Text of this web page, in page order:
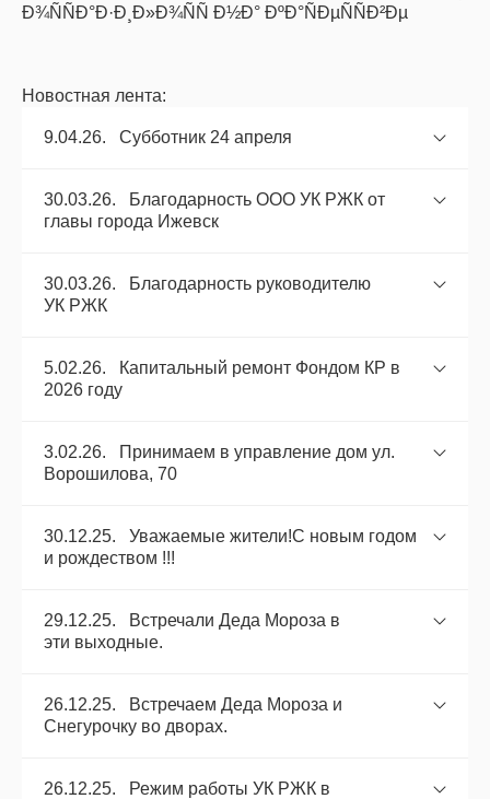
Новостная лента:
9.04.26. Субботник 24 апреля
30.03.26. Благодарность ООО УК РЖК от
главы города Ижевск
30.03.26. Благодарность руководителю
УК РЖК
5.02.26. Капитальный ремонт Фондом КР в
2026 году
3.02.26. Принимаем в управление дом ул.
Ворошилова, 70
30.12.25. Уважаемые жители!С новым годом
и рождеством !!!
29.12.25. Встречали Деда Мороза в
эти выходные.
26.12.25. Встречаем Деда Мороза и
Снегурочку во дворах.
26.12.25. Режим работы УК РЖК в